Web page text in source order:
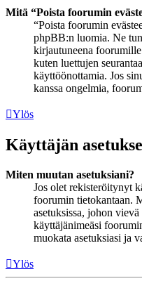
Mitä “Poista foorumin
“Poista foorumin
phpBB:n luomia. Ne
kirjautuneena
kuten luettujen
käyttöönottamia. Jos
kanssa ongelmia,
Ylös
Käyttäjän
Miten muutan asetuksiani?
Jos olet rekisteröitynyt
foorumin tietokantaan.
asetuksissa, johon
käyttäjänimeäsi
muokata asetuksiasi ja
Ylös